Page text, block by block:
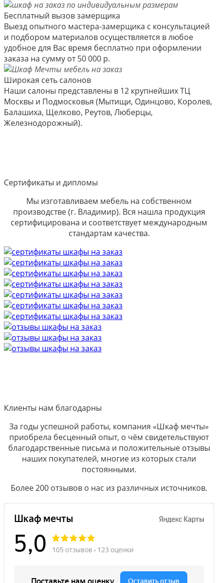
Бесплатный вызов замерщика
Выезд опытного мастера-замерщика с консультацией
и подбором материалов осуществляется в любое
удобное для Вас время бесплатно при оформлении
заказа на сумму от 50 000 р.
Широкая сеть салонов
Наши салоны представлены в 12 крупнейших ТЦ
Москвы и Подмосковья (Мытищи, Одинцово, Королев,
Балашиха, Щелково, Реутов, Люберцы,
Железнодорожный).
Сертификаты и дипломы
Мы изготавливаем мебель на собственном
производстве (г. Владимир). Вся нашла продукция
сертифицирована и соответствует международным
стандартам качества.
Клиенты нам благодарны
За годы успешной работы, компания «Шкаф мечты»
приобрела бесценный опыт, о чём свидетельствуют
благодарственные письма и положительные отзывы
наших покупателей, многие из которых стали
постоянными.
Более 200 отзывов о нас из различных источников.